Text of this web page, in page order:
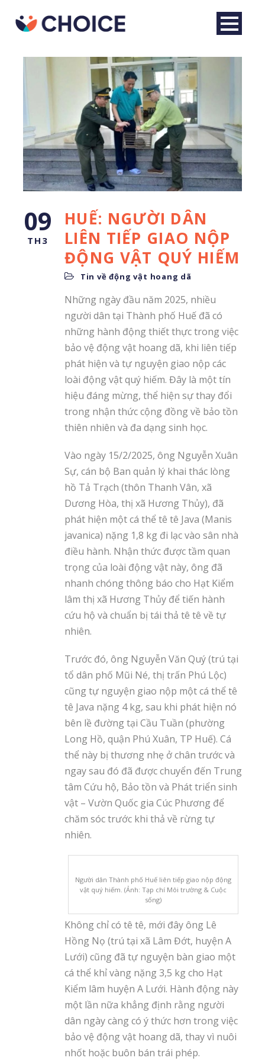
Tiếng Việt
09
TH3
HUẾ: NGƯỜI DÂN
LIÊN TIẾP GIAO NỘP
ĐỘNG VẬT QUÝ HIẾM
Tin về động vật hoang dã
Những ngày đầu năm 2025, nhiều
người dân tại Thành phố Huế đã có
những hành động thiết thực trong việc
bảo vệ động vật hoang dã, khi liên tiếp
phát hiện và tự nguyện giao nộp các
loài động vật quý hiếm. Đây là một tín
hiệu đáng mừng, thể hiện sự thay đổi
trong nhận thức cộng đồng về bảo tồn
thiên nhiên và đa dạng sinh học.
Vào ngày 15/2/2025, ông Nguyễn Xuân
Sự, cán bộ Ban quản lý khai thác lòng
hồ Tả Trạch (thôn Thanh Vân, xã
Dương Hòa, thị xã Hương Thủy), đã
phát hiện một cá thể tê tê Java (Manis
javanica) nặng 1,8 kg đi lạc vào sân nhà
điều hành. Nhận thức được tầm quan
trọng của loài động vật này, ông đã
nhanh chóng thông báo cho Hạt Kiểm
lâm thị xã Hương Thủy để tiến hành
cứu hộ và chuẩn bị tái thả tê tê về tự
nhiên.
Trước đó, ông Nguyễn Văn Quý (trú tại
tổ dân phố Mũi Né, thị trấn Phú Lộc)
cũng tự nguyện giao nộp một cá thể tê
tê Java nặng 4 kg, sau khi phát hiện nó
bên lề đường tại Cầu Tuần (phường
Long Hồ, quận Phú Xuân, TP Huế). Cá
thể này bị thương nhẹ ở chân trước và
ngay sau đó đã được chuyển đến Trung
tâm Cứu hộ, Bảo tồn và Phát triển sinh
vật – Vườn Quốc gia Cúc Phương để
chăm sóc trước khi thả về rừng tự
nhiên.
Người dân Thành phố Huế liên tiếp giao nộp động
vật quý hiếm. (Ảnh: Tạp chí Môi trường & Cuộc
sống)
Không chỉ có tê tê, mới đây ông Lê
Hồng Nọ (trú tại xã Lâm Đớt, huyện A
Lưới) cũng đã tự nguyện bàn giao một
cá thể khỉ vàng nặng 3,5 kg cho Hạt
Kiểm lâm huyện A Lưới. Hành động này
một lần nữa khẳng định rằng người
dân ngày càng có ý thức hơn trong việc
bảo vệ động vật hoang dã, thay vì nuôi
nhốt hoặc buôn bán trái phép.